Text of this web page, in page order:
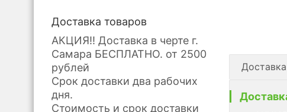
Доставка товаров
АКЦИЯ!! Доставка в черте г.
Самара БЕСПЛАТНО. от 2500
рублей
Срок доставки два рабочих
дня.
Стоимость и срок доставки
Доставка